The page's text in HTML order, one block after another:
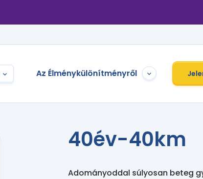
Az Élménykülönítményről
40év-40km
Adományoddal súlyosan beteg